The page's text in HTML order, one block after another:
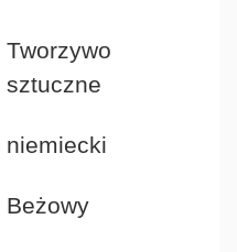
Tworzywo
sztuczne
niemiecki
Beżowy